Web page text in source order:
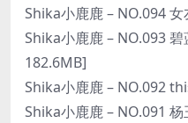
Shika小鹿鹿 – NO.094
Shika小鹿鹿 – NO.093
182.6MB]
Shika小鹿鹿 – NO.092
Shika小鹿鹿 – NO.091